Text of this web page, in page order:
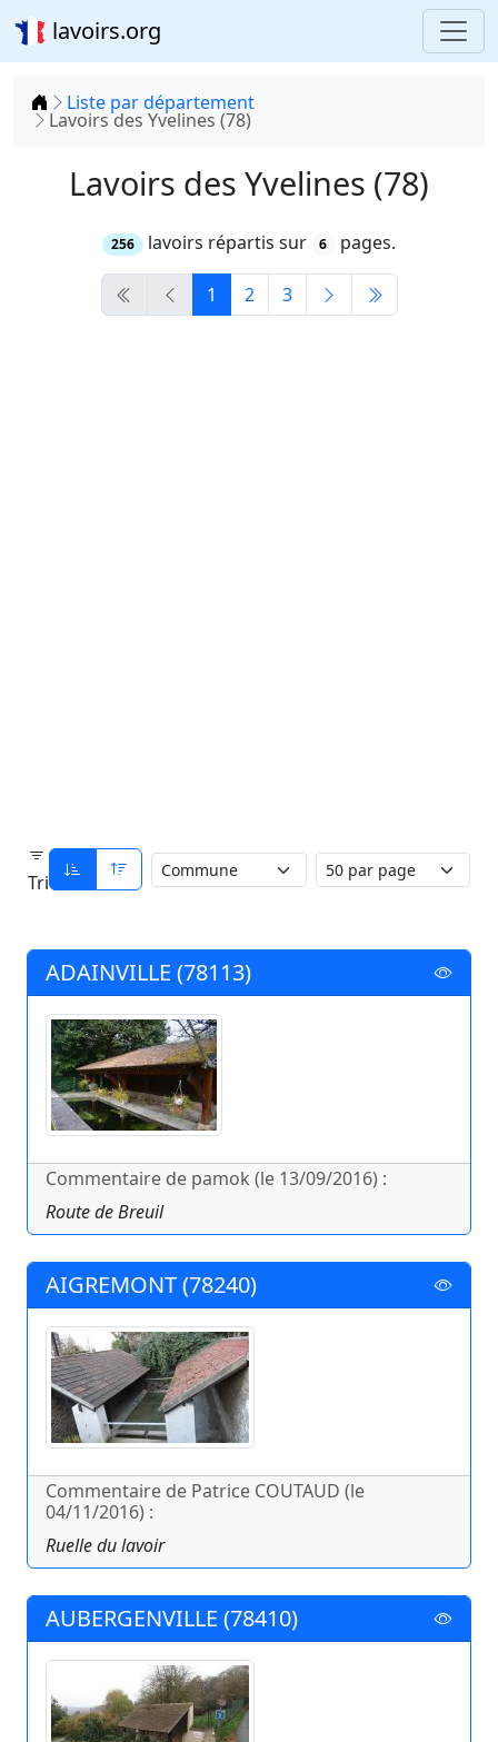
lavoirs.org
Accueil
Liste par département
Lavoirs des Yvelines (78)
Lavoirs des Yvelines (78)
256 lavoirs répartis sur 6 pages.
1 2 3
Tri
ADAINVILLE (78113)
Commentaire de pamok (le 13/09/2016) :
Route de Breuil
AIGREMONT (78240)
Commentaire de Patrice COUTAUD (le
04/11/2016) :
Ruelle du lavoir
AUBERGENVILLE (78410)